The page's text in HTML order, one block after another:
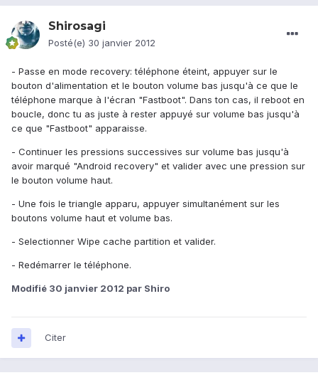
Shirosagi
Posté(e) 30 janvier 2012
- Passe en mode recovery: téléphone éteint, appuyer sur le
bouton d'alimentation et le bouton volume bas jusqu'à ce que le
téléphone marque à l'écran "Fastboot". Dans ton cas, il reboot en
boucle, donc tu as juste à rester appuyé sur volume bas jusqu'à
ce que "Fastboot" apparaisse.
- Continuer les pressions successives sur volume bas jusqu'à
avoir marqué "Android recovery" et valider avec une pression sur
le bouton volume haut.
- Une fois le triangle apparu, appuyer simultanément sur les
boutons volume haut et volume bas.
- Selectionner Wipe cache partition et valider.
- Redémarrer le téléphone.
Modifié 30 janvier 2012 par Shiro
Citer